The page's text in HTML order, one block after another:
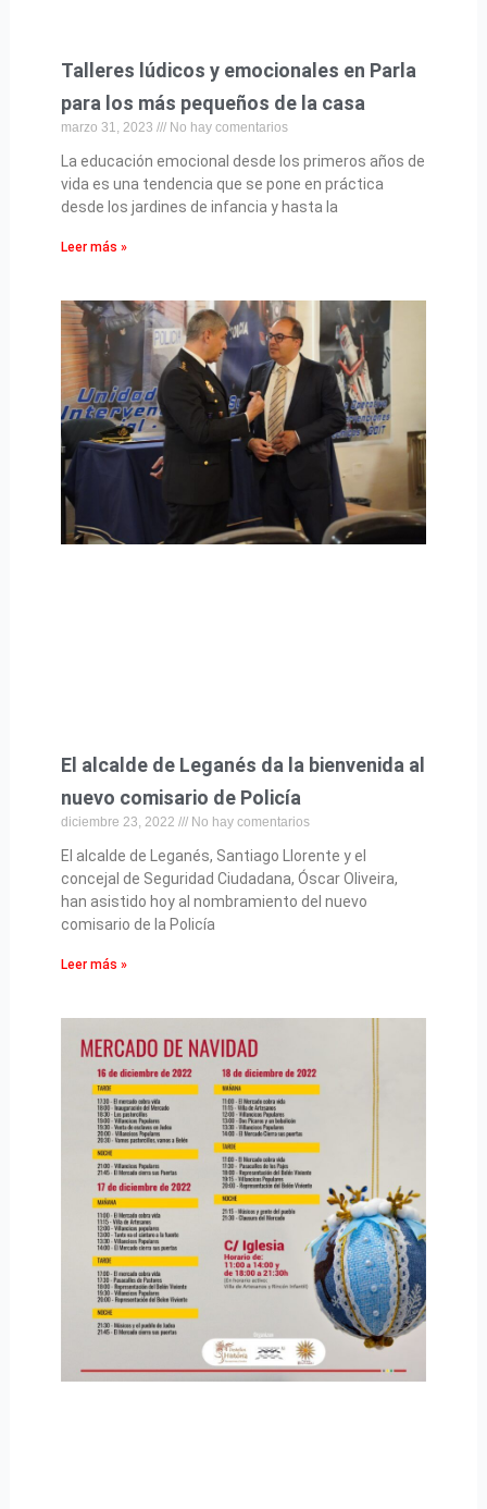
Talleres lúdicos y emocionales en Parla
para los más pequeños de la casa
marzo 31, 2023 No hay comentarios
La educación emocional desde los primeros años de
vida es una tendencia que se pone en práctica
desde los jardines de infancia y hasta la
Leer más »
El alcalde de Leganés da la bienvenida al
nuevo comisario de Policía
diciembre 23, 2022 No hay comentarios
El alcalde de Leganés, Santiago Llorente y el
concejal de Seguridad Ciudadana, Óscar Oliveira,
han asistido hoy al nombramiento del nuevo
comisario de la Policía
Leer más »